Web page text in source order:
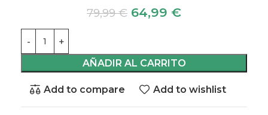
79,99€ 64,99 €
AÑADIR AL CARRITO
Add to compare Add to wishlist